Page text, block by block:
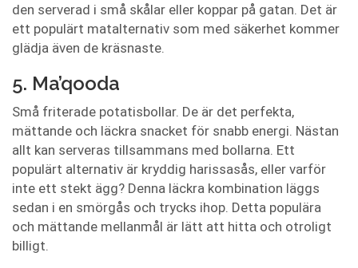
den serverad i små skålar eller koppar på gatan. Det är
ett populärt matalternativ som med säkerhet kommer
glädja även de kräsnaste.
5. Ma’qooda
Små friterade potatisbollar. De är det perfekta,
mättande och läckra snacket för snabb energi. Nästan
allt kan serveras tillsammans med bollarna. Ett
populärt alternativ är kryddig harissasås, eller varför
inte ett stekt ägg? Denna läckra kombination läggs
sedan i en smörgås och trycks ihop. Detta populära
och mättande mellanmål är lätt att hitta och otroligt
billigt.